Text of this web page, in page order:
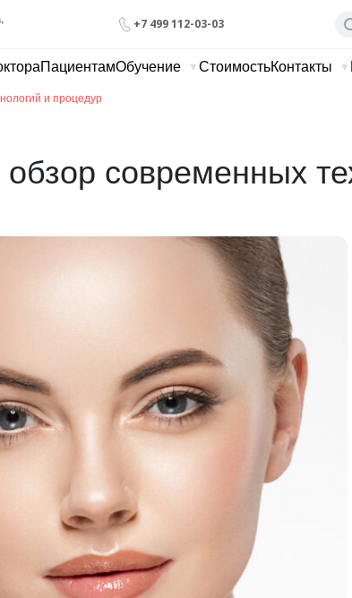
+7 499 112-03-03
ПациентамОбучение СтоимостьКонтакты
и процедур
современных